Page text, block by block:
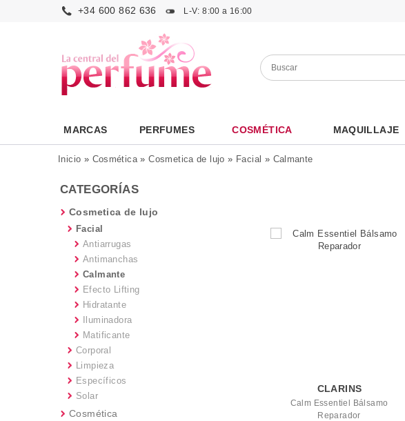
+34 600 862 636 L-V: 8:00 a 16:00
MARCAS PERFUMES COSMÉTICA MAQUILLAJE
Inicio » Cosmética»Cosmetica de lujo » Facial » Calmante
CATEGORÍAS
Cosmetica de lujo
Facial
Antiarrugas
Antimanchas
Calmante
Efecto Lifting
Hidratante
Iluminadora
Matificante
Corporal
Limpieza
Específicos
Solar
Cosmética
CLARINS
Calm Essentiel Bálsamo
Reparador